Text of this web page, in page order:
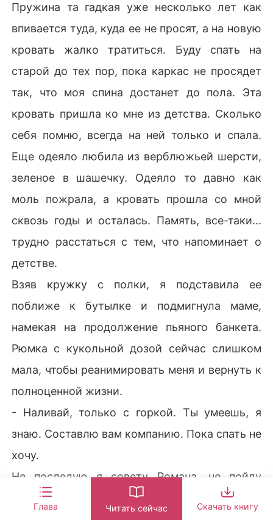
Пружина та гадкая уже несколько лет как
впивается туда, куда ее не просят, а на новую
кровать жалко тратиться. Буду спать на
старой до тех пор, пока каркас не просядет
так, что моя спина достанет до пола. Эта
кровать пришла ко мне из детства. Сколько
себя помню, всегда на ней только и спала.
Еще одеяло любила из верблюжьей шерсти,
зеленое в шашечку. Одеяло то давно как
моль пожрала, а кровать прошла со мной
сквозь годы и осталась. Память, все-таки...
трудно расстаться с тем, что напоминает о
детстве.
Взяв кружку с полки, я подставила ее
поближе к бутылке и подмигнула маме,
намекая на продолжение пьяного банкета.
Рюмка с кукольной дозой сейчас слишком
мала, чтобы реанимировать меня и вернуть к
полноценной жизни.
- Наливай, только с горкой. Ты умеешь, я
знаю. Составлю вам компанию. Пока спать не
хочу.
Не последую я совету Романа, не пойду
купаться и спать, чтобы проснутся завтра
Глава Читать сейчас Скачать книгу